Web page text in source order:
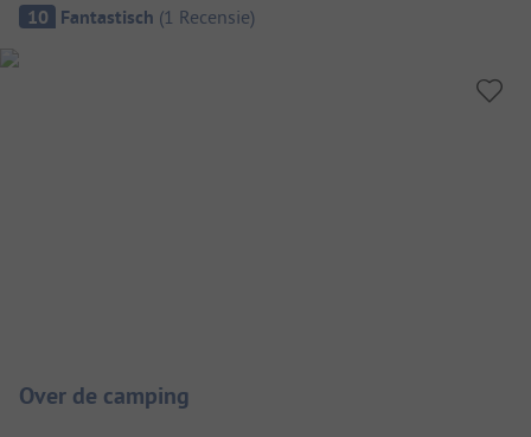
Camping overzicht
10 Fantastisch (1 Recensie)
Over de camping